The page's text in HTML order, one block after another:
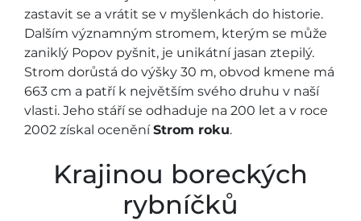
zastavit se a vrátit se v myšlenkách do historie.
Dalším významným stromem, kterým se může
zaniklý Popov pyšnit, je unikátní jasan ztepilý.
Strom dorůstá do výšky 30 m, obvod kmene má
663 cm a patří k největším svého druhu v naší
vlasti. Jeho stáří se odhaduje na 200 let a v roce
2002 získal oceněníStrom roku.
Krajinou boreckých
rybníčků